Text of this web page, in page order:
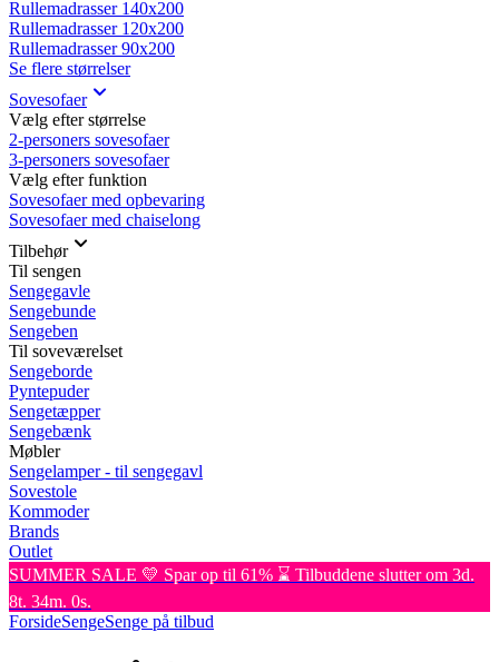
Rullemadrasser 140x200
Rullemadrasser 120x200
Rullemadrasser 90x200
Se flere størrelser
Sovesofaer
Vælg efter størrelse
2-personers sovesofaer
3-personers sovesofaer
Vælg efter funktion
Sovesofaer med opbevaring
Sovesofaer med chaiselong
Tilbehør
Til sengen
Sengegavle
Sengebunde
Sengeben
Til soveværelset
Sengeborde
Pyntepuder
Sengetæpper
Sengebænk
Møbler
Sengelamper - til sengegavl
Sovestole
Kommoder
Brands
Outlet
SUMMER SALE 💛 Spar op til 61% ⌛ Tilbuddene slutter om 3d.
8t. 34m. 0s.
ForsideSengeSenge på tilbud